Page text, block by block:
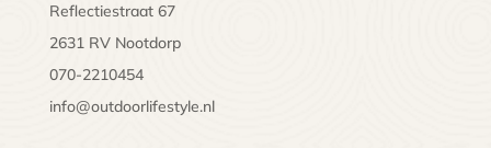
Reflectiestraat 67
2631 RV Nootdorp
070-2210454
info@outdoorlifestyle.nl